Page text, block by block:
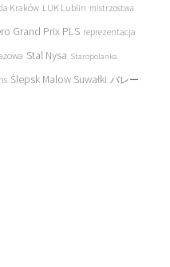
Kraków LUK Lublin mistrzostwa
Grand Prix PLS reprezentacja
Stal Nysa Staropolanka
Ślepsk Malow Suwałki バレー